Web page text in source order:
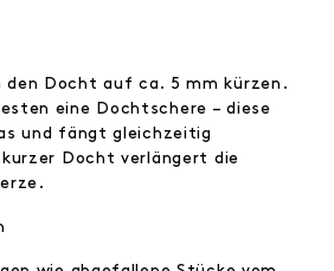
den Docht auf ca. 5 mm kürzen.
eine Dochtschere – diese
und fängt gleichzeitig
Docht verlängert die